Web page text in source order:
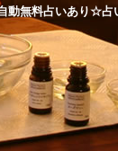
動無料占いあり☆占